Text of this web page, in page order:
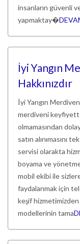
insanların güvenli
yapmaktay�
İyi Yangın
Hakkınızdır
İyi Yangın
merdiveni
olmamasından
satın alınımasını
servisi olarakta
boyama ve
mobil ekibi ile
faydalanmak için
keşif
modellerinin tama